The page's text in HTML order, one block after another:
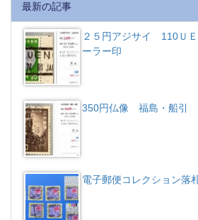
最新の記事
２５円アジサイ 110Ｕ
ーラー印
350円仏像 福島・船引
電子郵便コレクション落